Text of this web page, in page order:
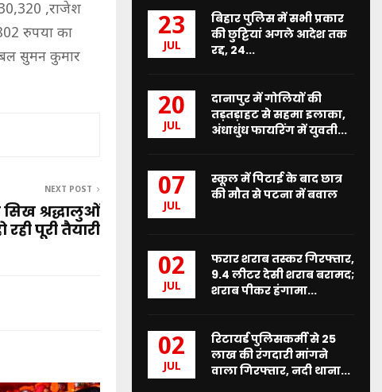
,राजेश
रुपया का
सुमन कुमार
NEXT POST
श्रद्धालुओं
पूरी तैयारी
23
JUL
बिहार पुलिस में सभी प्रकार
की छुट्टियां अगले आदेश तक
रद्द, 24...
20
JUL
दानापुर में गोलियों की
तड़तड़ाहट से सहमा इलाका,
अंधाधुंध फायरिंग में युवती...
07
JUL
स्कूल में पिटाई के बाद छात्र
की मौत से पटना में बवाल
02
JUL
फरार शराब तस्कर गिरफ्तार,
9.4 लीटर देसी शराब बरामद;
शराब पीकर हंगामा...
02
JUL
रिटायर्ड पुलिसकर्मी से 25
लाख की रंगदारी मांगने
वाला गिरफ्तार, नदी थाना...